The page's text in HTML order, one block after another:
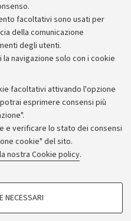
facoltativi sono usati per
della comunicazione
degli utenti.
navigazione solo con i cookie
facoltativi attivando l'opzione
esprimere consensi più
e verificare lo stato dei consensi
cookie" del sito.
nostra Cookie policy.
NECESSARI
5x1000
concorsi
trasparente
e accessibilità
accessibilità
legali